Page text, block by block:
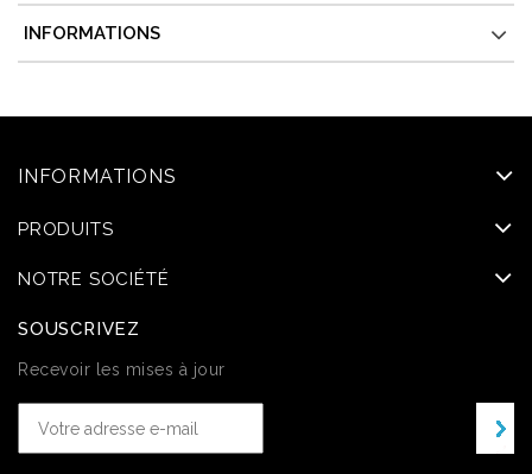
INFORMATIONS
INFORMATIONS
PRODUITS
NOTRE SOCIÉTÉ
SOUSCRIVEZ
Recevoir les mises à jour